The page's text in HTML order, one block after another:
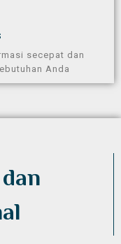
secepat dan
Anda